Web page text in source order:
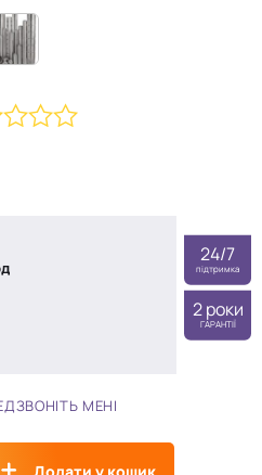
МЕНІ
Додати у кошик
24/7
підтримка
2 роки
ГАРАНТІЇ